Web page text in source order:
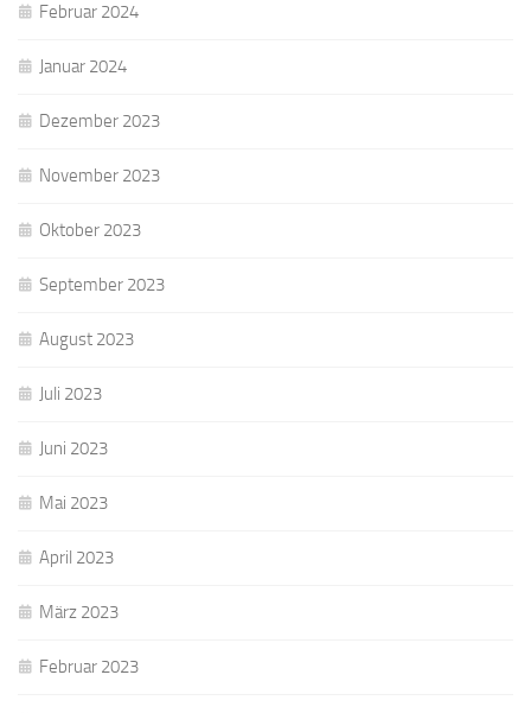
Februar 2024
Januar 2024
Dezember 2023
November 2023
Oktober 2023
September 2023
August 2023
Juli 2023
Juni 2023
Mai 2023
April 2023
März 2023
Februar 2023